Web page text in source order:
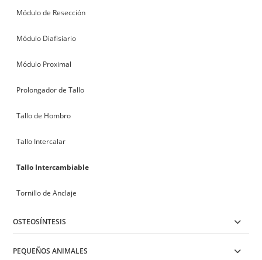
Módulo de Resección
Módulo Diafisiario
Módulo Proximal
Prolongador de Tallo
Tallo de Hombro
Tallo Intercalar
Tallo Intercambiable
Tornillo de Anclaje
OSTEOSÍNTESIS
PEQUEÑOS ANIMALES